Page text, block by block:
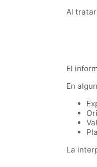
Al
El
En
La